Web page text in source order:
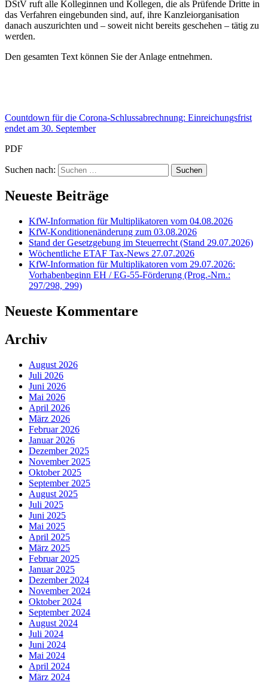
DStV ruft alle Kolleginnen und Kollegen, die als Prüfende Dritte in
das Verfahren eingebunden sind, auf, ihre Kanzleiorganisation
danach auszurichten und – soweit nicht bereits geschehen – tätig zu
werden.
Den gesamten Text können Sie der Anlage entnehmen.
Countdown für die Corona-Schlussabrechnung: Einreichungsfrist
endet am 30. September
PDF
Suchen nach:
Neueste Beiträge
KfW-Information für Multiplikatoren vom 04.08.2026
KfW-Konditionenänderung zum 03.08.2026
Stand der Gesetzgebung im Steuerrecht (Stand 29.07.2026)
Wöchentliche ETAF Tax-News 27.07.2026
KfW-Information für Multiplikatoren vom 29.07.2026:
Vorhabenbeginn EH / EG-55-Förderung (Prog.-Nrn.:
297/298, 299)
Neueste Kommentare
Archiv
August 2026
Juli 2026
Juni 2026
Mai 2026
April 2026
März 2026
Februar 2026
Januar 2026
Dezember 2025
November 2025
Oktober 2025
September 2025
August 2025
Juli 2025
Juni 2025
Mai 2025
April 2025
März 2025
Februar 2025
Januar 2025
Dezember 2024
November 2024
Oktober 2024
September 2024
August 2024
Juli 2024
Juni 2024
Mai 2024
April 2024
März 2024